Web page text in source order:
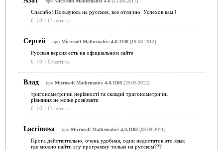
Спасибо! Пользуюсь на русском, все отлично. Успехов вам !
6
| 8 | Ответить
Сергей про Microsoft Mathematics 4.0.1108[19-08-2012]
Русская версия есть на официальном сайте
6
| 9 | Ответить
Влад про Microsoft Mathematics 4.0.1108[19-05-2012]
тригонометричні нерівності та складні тригонометричні
рівняння не може розв'язати
6
| 6 | Ответить
Lacrimosa про Microsoft Mathematics 4.0.1108[08-08-2011]
Прога действительно, очень удобная, один недостаток это язык
где можно найти эту программу только на русском???